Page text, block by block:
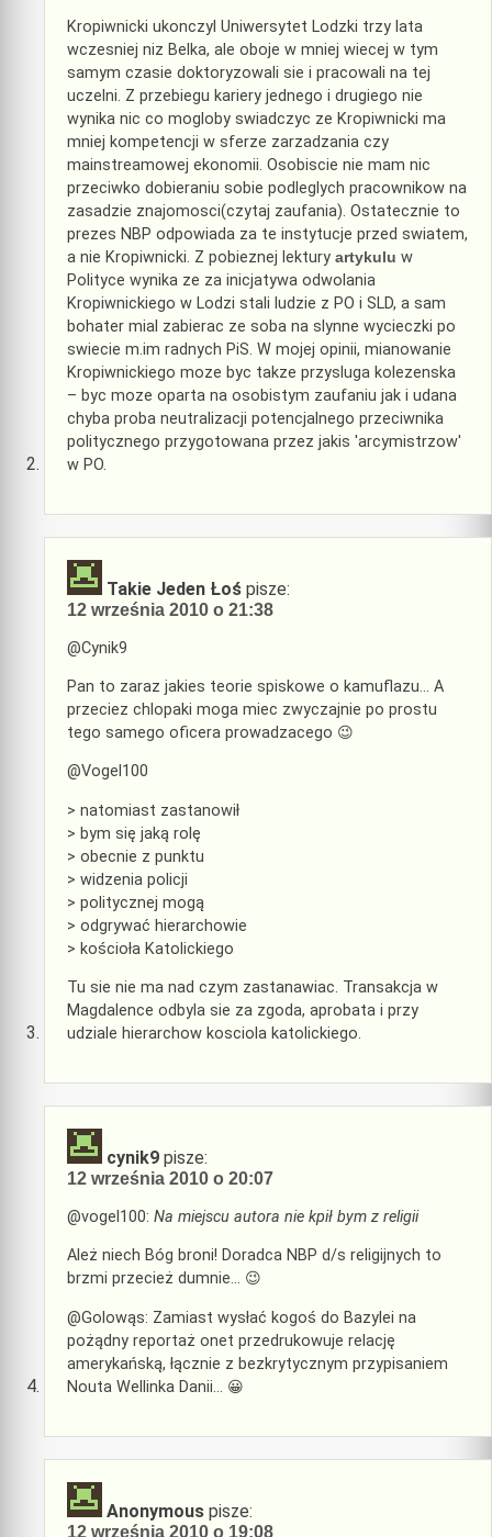
Kropiwnicki ukonczyl Uniwersytet Lodzki trzy lata
wczesniej niz Belka, ale oboje w mniej wiecej w tym
samym czasie doktoryzowali sie i pracowali na tej
uczelni. Z przebiegu kariery jednego i drugiego nie
wynika nic co mogloby swiadczyc ze Kropiwnicki ma
mniej kompetencji w sferze zarzadzania czy
mainstreamowej ekonomii. Osobiscie nie mam nic
przeciwko dobieraniu sobie podleglych pracownikow na
zasadzie znajomosci(czytaj zaufania). Ostatecznie to
prezes NBP odpowiada za te instytucje przed swiatem,
a nie Kropiwnicki. Z pobieznej lektury artykulu w
Polityce wynika ze za inicjatywa odwolania
Kropiwnickiego w Lodzi stali ludzie z PO i SLD, a sam
bohater mial zabierac ze soba na slynne wycieczki po
swiecie m.im radnych PiS. W mojej opinii, mianowanie
Kropiwnickiego moze byc takze przysluga kolezenska
– byc moze oparta na osobistym zaufaniu jak i udana
chyba proba neutralizacji potencjalnego przeciwnika
politycznego przygotowana przez jakis 'arcymistrzow'
w PO.
Takie Jeden Łoś pisze:
12 września 2010 o 21:38
@Cynik9
Pan to zaraz jakies teorie spiskowe o kamuflazu… A
przeciez chlopaki moga miec zwyczajnie po prostu
tego samego oficera prowadzacego 😉
@Vogel100
> natomiast zastanowił
> bym się jaką rolę
> obecnie z punktu
> widzenia policji
> politycznej mogą
> odgrywać hierarchowie
> kościoła Katolickiego
Tu sie nie ma nad czym zastanawiac. Transakcja w
Magdalence odbyla sie za zgoda, aprobata i przy
udziale hierarchow kosciola katolickiego.
cynik9 pisze:
12 września 2010 o 20:07
@vogel100: Na miejscu autora nie kpił bym z religii
Ależ niech Bóg broni! Doradca NBP d/s religijnych to
brzmi przecież dumnie… 😉
@Golowąs: Zamiast wysłać kogoś do Bazylei na
pożądny reportaż onet przedrukowuje relację
amerykańską, łącznie z bezkrytycznym przypisaniem
Nouta Wellinka Danii… 😀
Anonymous pisze:
12 września 2010 o 19:08